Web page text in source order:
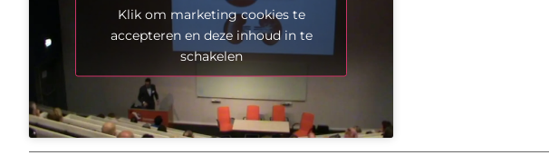
Klik om marketing cookies te
accepteren en deze inhoud in te
schakelen